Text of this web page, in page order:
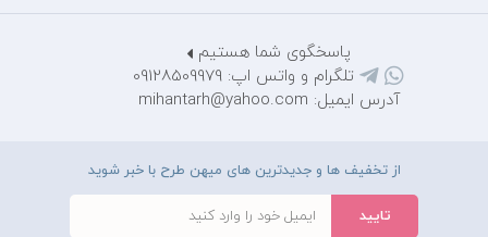
پاسخگوی شما هستیم
تلگرام و واتس اپ: 09128509979
آدرس ایمیل: mihantarh@yahoo.com
از تخفیف ها و جدیدترین های میهن طرح با خبر شوید